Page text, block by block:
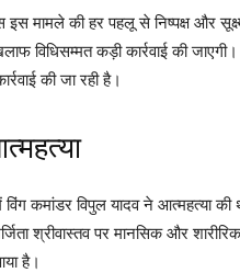
इस मामले की हर पहलू से निष्पक्ष और
विधिसम्मत कड़ी कार्रवाई की
की जा रही है।
में विंग कमांडर विपुल यादव ने आत्महत्या
श्रीवास्तव पर मानसिक और
है।